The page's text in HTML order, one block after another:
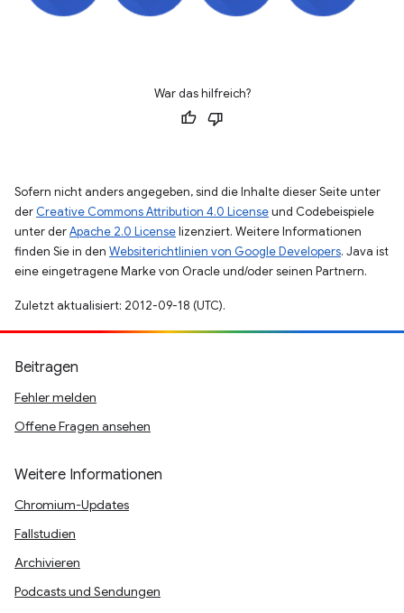
War das hilfreich?
Sofern nicht anders angegeben, sind die Inhalte dieser Seite unter
der Creative Commons Attribution 4.0 Licenseund Codebeispiele
unter derApache 2.0 Licenselizenziert. Weitere Informationen
finden Sie in den Websiterichtlinien von Google Developers. Java ist
eine eingetragene Marke von Oracle und/oder seinen Partnern.
Zuletzt aktualisiert: 2012-09-18 (UTC).
Beitragen
Fehler melden
Offene Fragen ansehen
Weitere Informationen
Chromium-Updates
Fallstudien
Archivieren
Podcasts und Sendungen